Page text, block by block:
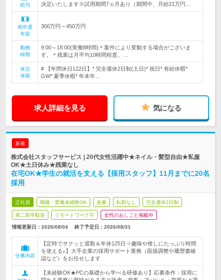
給与
決定いたします※試用期間7ヵ月あり（期間中、月給21万円…
初年度
年収
300万円～450万円
勤務
時間
9:00～18:00(実働8時間)＊案件により変動する場合がございま
す。＊残業は月平均10時間程度。…
休日
休暇
# 【年間休日122日】* 完全週休2日制(土日)* 祝日* 有給休暇*
GW* 夏季休暇* 年末年…
求人詳細を見る 気になる
新着
株式会社スタッフサービス | 20代女性活躍中★ネイル・髪型自由★私服
OK★土日休み★残業なし
在宅OK★学生の就活を支える【採用スタッフ】11月までに20名
採用
正社員 職種・業種未経験OK 急募 転勤なし 完全週休2日制
第二新卒歓迎 リモートワーク可 女性のおしごと掲載中
情報更新日：2026/08/04 終了予定日： 2026/08/31
仕事内容
【定時でサクッと退勤＆年休125日⇒趣味や推しにたっぷり時間
を使える♪】大手企業の採用サポート業務（面接調整や履歴書確
認など）をお任せします
【未経験OK★PCの基礎から学べる研修あり】応募条件：採用に